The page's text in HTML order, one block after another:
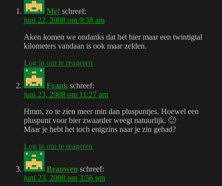
Me! schreef:
juni 22, 2008 om 9:38 am
Aken komen we ondanks dat het hier maar een twintigtal
kilometers vandaan is ook maar zelden.
Log in om te reageren
Frank schreef:
juni 23, 2008 om 11:27 am
Hmm, zo te zien meer min dan pluspuntjes. Hoewel een
pluspunt voor bier zwaarder weegt natuurlijk. 🙂
Maar je hebt het toch enigzins naar je zin gehad?
Log in om te reageren
Branwen schreef:
juni 23, 2008 om 3:56 pm